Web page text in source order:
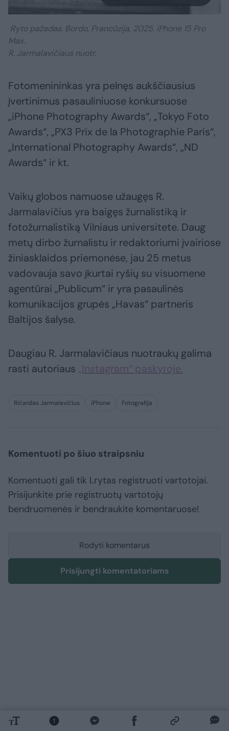
Ryto pažadas. Bordo, Prancūzija, 2025. iPhone 15 Pro
Max.
R. Jarmalavičiaus nuotr.
Fotomenininkas yra pelnęs aukščiausius
įvertinimus pasauliniuose konkursuose
„iPhone Photography Awards“, „Tokyo Foto
Awards“, „PX3 Prix de la Photographie Paris“,
„International Photography Awards“, „ND
Awards“ ir kt.
Vaikų globos namuose užaugęs R.
Jarmalavičius yra baigęs žurnalistiką ir
fotožurnalistiką Vilniaus universitete. Daug
metų dirbo žurnalistu ir redaktoriumi įvairiose
žiniasklaidos priemonėse, jau 25 metus
vadovauja savo įkurtai ryšių su visuomene
agentūrai „Publicum“ ir yra pasaulinės
komunikacijos grupės „Havas“ partneris
Baltijos šalyse.
Daugiau R. Jarmalavičiaus nuotraukų galima
rasti autoriaus „Instagram“ paskyroje.
Ričardas Jarmalavičius iPhone Fotografija
Komentuoti po šiuo straipsniu
Komentuoti gali tik Lrytas registruoti vartotojai.
Prisijunkite prie registruotų vartotojų
bendruomenės ir bendraukite komentaruose!
Rodyti komentarus
Prisijungti komentatoriams